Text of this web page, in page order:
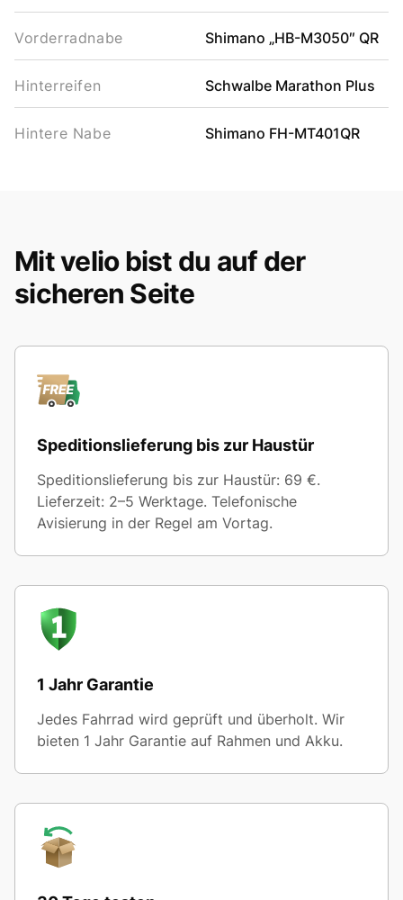
Vorderradnabe Shimano „HB-M3050″ QR
Hinterreifen Schwalbe Marathon Plus
Hintere Nabe Shimano FH-MT401QR
Mit velio bist du auf der
sicheren Seite
Speditionslieferung bis zur Haustür
Speditionslieferung bis zur Haustür: 69 €.
Lieferzeit: 2–5 Werktage. Telefonische
Avisierung in der Regel am Vortag.
1 Jahr Garantie
Jedes Fahrrad wird geprüft und überholt. Wir
bieten 1 Jahr Garantie auf Rahmen und Akku.